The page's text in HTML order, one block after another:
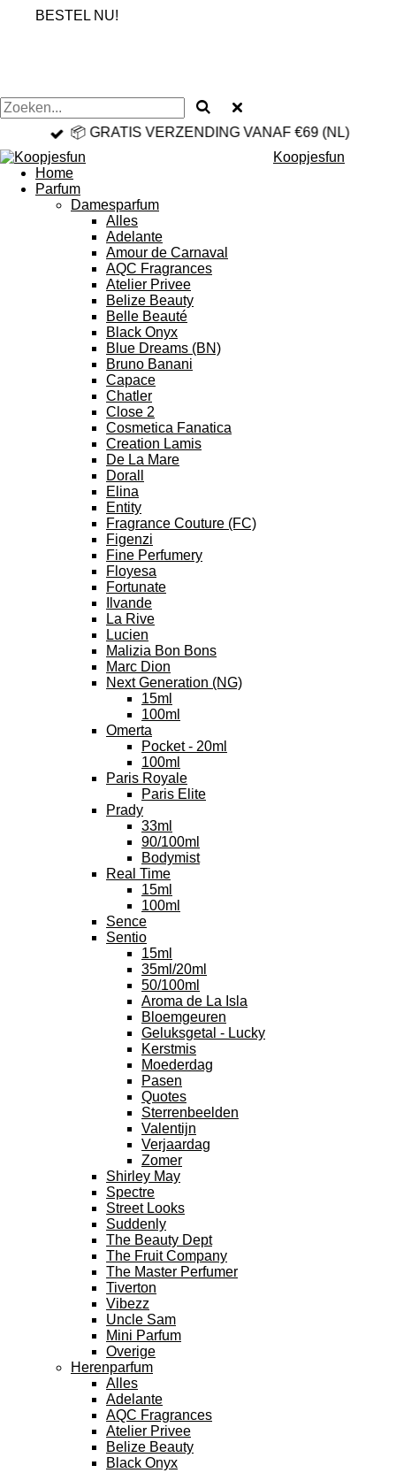
BESTEL NU!
📦 GRATIS VERZENDING VANAF €69 (NL)
Koopjesfun
Home
Parfum
Damesparfum
Alles
Adelante
Amour de Carnaval
AQC Fragrances
Atelier Privee
Belize Beauty
Belle Beauté
Black Onyx
Blue Dreams (BN)
Bruno Banani
Capace
Chatler
Close 2
Cosmetica Fanatica
Creation Lamis
De La Mare
Dorall
Elina
Entity
Fragrance Couture (FC)
Figenzi
Fine Perfumery
Floyesa
Fortunate
Ilvande
La Rive
Lucien
Malizia Bon Bons
Marc Dion
Next Generation (NG)
15ml
100ml
Omerta
Pocket - 20ml
100ml
Paris Royale
Paris Elite
Prady
33ml
90/100ml
Bodymist
Real Time
15ml
100ml
Sence
Sentio
15ml
35ml/20ml
50/100ml
Aroma de La Isla
Bloemgeuren
Geluksgetal - Lucky
Kerstmis
Moederdag
Pasen
Quotes
Sterrenbeelden
Valentijn
Verjaardag
Zomer
Shirley May
Spectre
Street Looks
Suddenly
The Beauty Dept
The Fruit Company
The Master Perfumer
Tiverton
Vibezz
Uncle Sam
Mini Parfum
Overige
Herenparfum
Alles
Adelante
AQC Fragrances
Atelier Privee
Belize Beauty
Black Onyx